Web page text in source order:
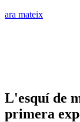
ara mateix
L'esquí de
primera